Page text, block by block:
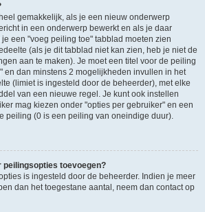
gemakkelijk, als je een nieuw onderwerp
in een onderwerp bewerkt en als je daar
een "voeg peiling toe" tabblad moeten zien
(als je dit tabblad niet kan zien, heb je niet de
aan te maken). Je moet een titel voor de peiling
en dan minstens 2 mogelijkheden invullen in het
(limiet is ingesteld door de beheerder), met elke
van een nieuwe regel. Je kunt ook instellen
mag kiezen onder "opties per gebruiker" en een
peiling (0 is een peiling van oneindige duur).
peilingsopties toevoegen?
is ingesteld door de beheerder. Indien je meer
dan het toegestane aantal, neem dan contact op